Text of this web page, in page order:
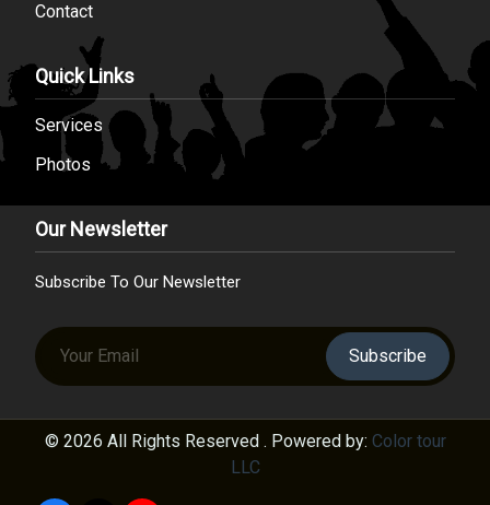
Contact
Quick Links
Services
Photos
Our Newsletter
Subscribe To Our Newsletter
Subscribe
© 2026 All Rights Reserved . Powered by: Color tour
LLC